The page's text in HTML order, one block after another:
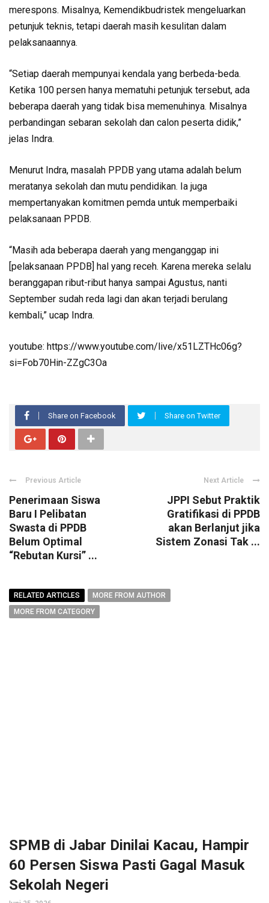
merespons. Misalnya, Kemendikbudristek mengeluarkan
petunjuk teknis, tetapi daerah masih kesulitan dalam
pelaksanaannya.
“Setiap daerah mempunyai kendala yang berbeda-beda.
Ketika 100 persen hanya mematuhi petunjuk tersebut, ada
beberapa daerah yang tidak bisa memenuhinya. Misalnya
perbandingan sebaran sekolah dan calon peserta didik,”
jelas Indra.
Menurut Indra, masalah PPDB yang utama adalah belum
meratanya sekolah dan mutu pendidikan. Ia juga
mempertanyakan komitmen pemda untuk memperbaiki
pelaksanaan PPDB.
“Masih ada beberapa daerah yang menganggap ini
[pelaksanaan PPDB] hal yang receh. Karena mereka selalu
beranggapan ribut-ribut hanya sampai Agustus, nanti
September sudah reda lagi dan akan terjadi berulang
kembali,” ucap Indra.
youtube: https://www.youtube.com/live/x51LZTHc06g?
si=Fob70Hin-ZZgC3Oa
Share on Facebook Share on Twitter
Previous Article
Penerimaan Siswa
Baru I Pelibatan
Swasta di PPDB
Belum Optimal
“Rebutan Kursi” ...
Next Article
JPPI Sebut Praktik
Gratifikasi di PPDB
akan Berlanjut jika
Sistem Zonasi Tak ...
RELATED ARTICLES
MORE FROM AUTHOR
MORE FROM CATEGORY
SPMB di Jabar Dinilai Kacau, Hampir
60 Persen Siswa Pasti Gagal Masuk
Sekolah Negeri